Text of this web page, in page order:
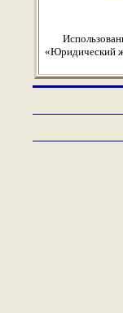
«Юридический